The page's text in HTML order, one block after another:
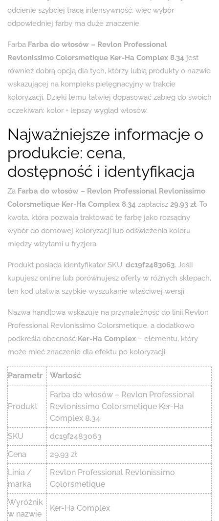
odcienie szybciej tracą intensywność, więc wybór
odpowiedniej farby ma duże znaczenie.
Farba Farba do włosów – Revlon Professional
Revlonissimo Colorsmetique Ker-Ha Complex 8.34 jest
również dobrą opcją dla tych, którzy lubią produkty o nazwie
wskazującej na kompleks pielęgnacyjny w trakcie
koloryzacji. Dzięki temu łatwiej dopasować zabieg do swoich
oczekiwań: kolor + lepszy wygląd włosów.
Najważniejsze informacje o
produkcie: cena,
dostępność i identyfikacja
Za Farba do włosów – Revlon Professional Revlonissimo
Colorsmetique Ker-Ha Complex 8.34 zapłacisz 29.93 zł. To
kwota, która pozwala traktować tę farbę jako rozsądny
wybór do domowej koloryzacji lub odświeżenia koloru
między wizytami u fryzjera.
Produkt posiada identyfikator SKU: dc19f2483063. Jeśli
kupujesz online lub porównujesz oferty w różnych sklepach,
ten kod ułatwia szybkie wyszukanie właściwej wersji.
Nazwa handlowa wskazuje na przynależność do linii Revlon
Professional Revlonissimo Colorsmetique, a dodatkowo
podkreśla obecność Ker-Ha Complex – elementu, który
może mieć znaczenie dla efektu po koloryzacji.
Parametr Wartość
Produkt
Farba do włosów – Revlon Professional
Revlonissimo Colorsmetique Ker-Ha
Complex 8.34
SKU
dc19f2483063
Cena
29.93 zł
Linia /
marka
Revlon Professional Revlonissimo
Colorsmetique
Wyróżnik
w nazwie
Ker-Ha Complex